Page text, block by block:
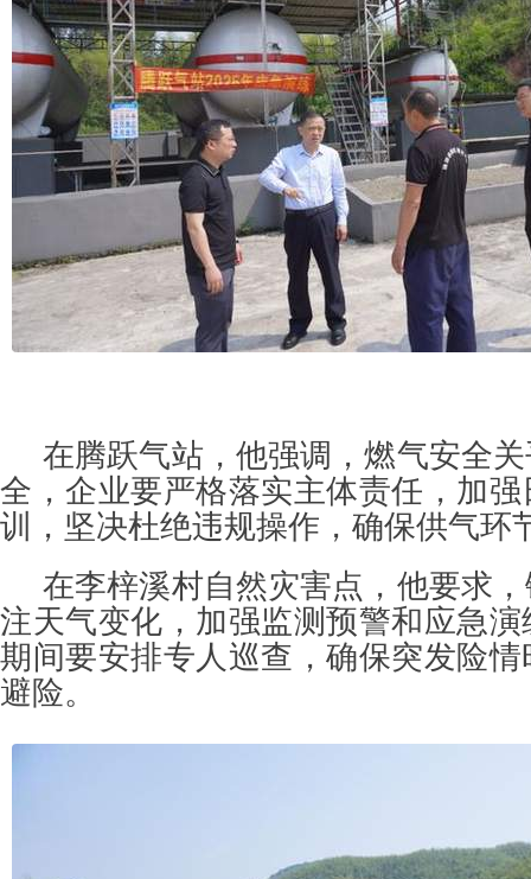
在腾跃气站，他强调，燃气安全
全，企业要严格落实主体责任，加
训，坚决杜绝违规操作，确保供气环
在李梓溪村自然灾害点，他要求
注天气变化，加强监测预警和应急
期间要安排专人巡查，确保突发险
避险。